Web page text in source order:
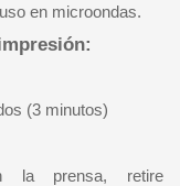
en microondas.
(3 minutos)
la prensa, retire